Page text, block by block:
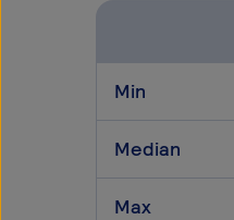
Min
Median
Max